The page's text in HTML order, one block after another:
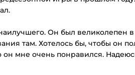
Он был великолепен в
там. Хотелось бы, чтобы он
мне очень понравился.